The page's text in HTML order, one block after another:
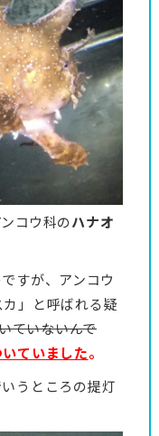
コウ科のハナオ
すが、アンコウ
」と呼ばれる疑
ていないんで
ていました。
うところの提灯